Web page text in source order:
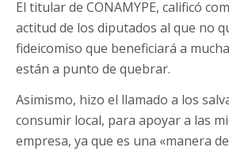
El titular de CONAMYPE, calificó
actitud de los diputados al que no
fideicomiso que beneficiará a
están a punto de quebrar.
Asimismo, hizo el llamado a los
consumir local, para apoyar a las
empresa, ya que es una «manera